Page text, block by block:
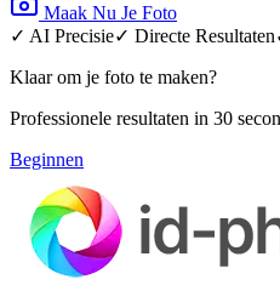
Maak Nu Je Foto
✓ AI Precisie✓ Directe Resultaten
Klaar om je foto te maken?
Professionele resultaten in 30
Beginnen